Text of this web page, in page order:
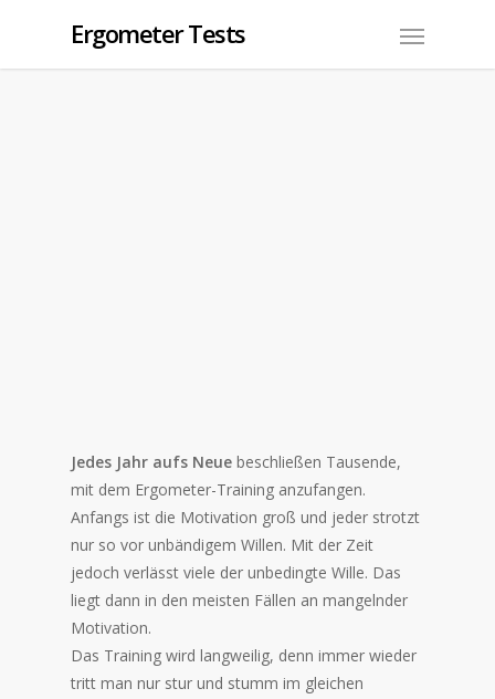
Ergometer Tests
Jedes Jahr aufs Neue beschließen Tausende,
mit dem Ergometer-Training anzufangen.
Anfangs ist die Motivation groß und jeder strotzt
nur so vor unbändigem Willen. Mit der Zeit
jedoch verlässt viele der unbedingte Wille. Das
liegt dann in den meisten Fällen an mangelnder
Motivation.
Das Training wird langweilig, denn immer wieder
tritt man nur stur und stumm im gleichen